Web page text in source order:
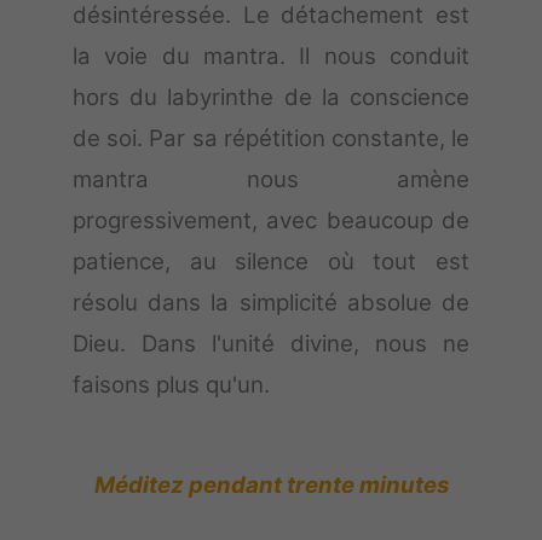
désintéressée. Le détachement est
la voie du mantra. Il nous conduit
hors du labyrinthe de la conscience
de soi. Par sa répétition constante, le
mantra nous amène
progressivement, avec beaucoup de
patience, au silence où tout est
résolu dans la simplicité absolue de
Dieu. Dans l'unité divine, nous ne
faisons plus qu'un.
Méditez pendant trente minutes